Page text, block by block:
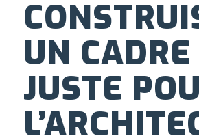
UN
JUSTE